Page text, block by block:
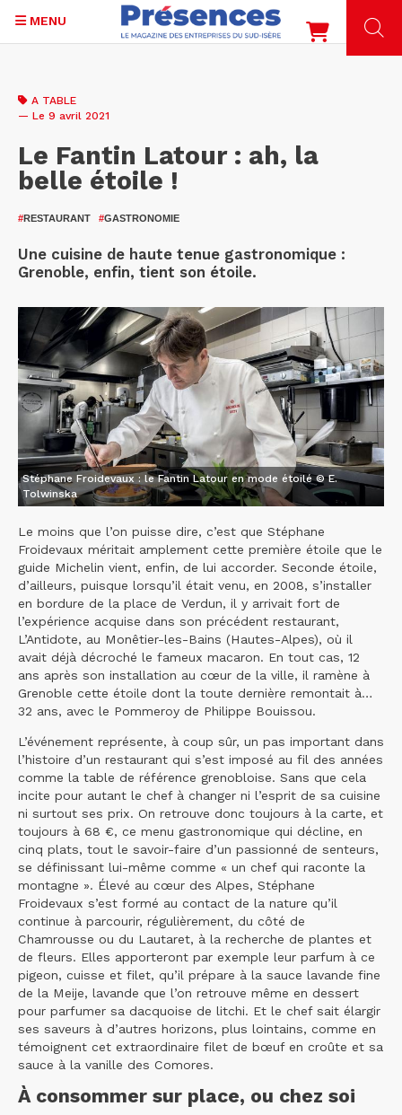
contenu
MENU
A TABLE
— Le 9 avril 2021
Le Fantin Latour : ah, la
belle étoile !
#RESTAURANT #GASTRONOMIE
Une cuisine de haute tenue gastronomique :
Grenoble, enfin, tient son étoile.
Stéphane Froidevaux : le Fantin Latour en mode étoilé © E.
Tolwinska
Le moins que l’on puisse dire, c’est que Stéphane
Froidevaux méritait amplement cette première étoile que le
guide Michelin vient, enfin, de lui accorder. Seconde étoile,
d’ailleurs, puisque lorsqu’il était venu, en 2008, s’installer
en bordure de la place de Verdun, il y arrivait fort de
l’expérience acquise dans son précédent restaurant,
L’Antidote, au Monêtier-les-Bains (Hautes-Alpes), où il
avait déjà décroché le fameux macaron. En tout cas, 12
ans après son installation au cœur de la ville, il ramène à
Grenoble cette étoile dont la toute dernière remontait à…
32 ans, avec le Pommeroy de Philippe Bouissou.
L’événement représente, à coup sûr, un pas important dans
l’histoire d’un restaurant qui s’est imposé au fil des années
comme la table de référence grenobloise. Sans que cela
incite pour autant le chef à changer ni l’esprit de sa cuisine
ni surtout ses prix. On retrouve donc toujours à la carte, et
toujours à 68 €, ce menu gastronomique qui décline, en
cinq plats, tout le savoir-faire d’un passionné de senteurs,
se définissant lui-même comme « un chef qui raconte la
montagne ». Élevé au cœur des Alpes, Stéphane
Froidevaux s’est formé au contact de la nature qu’il
continue à parcourir, régulièrement, du côté de
Chamrousse ou du Lautaret, à la recherche de plantes et
de fleurs. Elles apporteront par exemple leur parfum à ce
pigeon, cuisse et filet, qu’il prépare à la sauce lavande fine
de la Meije, lavande que l’on retrouve même en dessert
pour parfumer sa dacquoise de litchi. Et le chef sait élargir
ses saveurs à d’autres horizons, plus lointains, comme en
témoignent cet extraordinaire filet de bœuf en croûte et sa
sauce à la vanille des Comores.
À consommer sur place, ou chez soi